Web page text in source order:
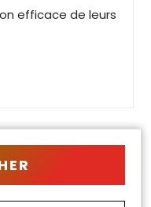
efficace de leurs